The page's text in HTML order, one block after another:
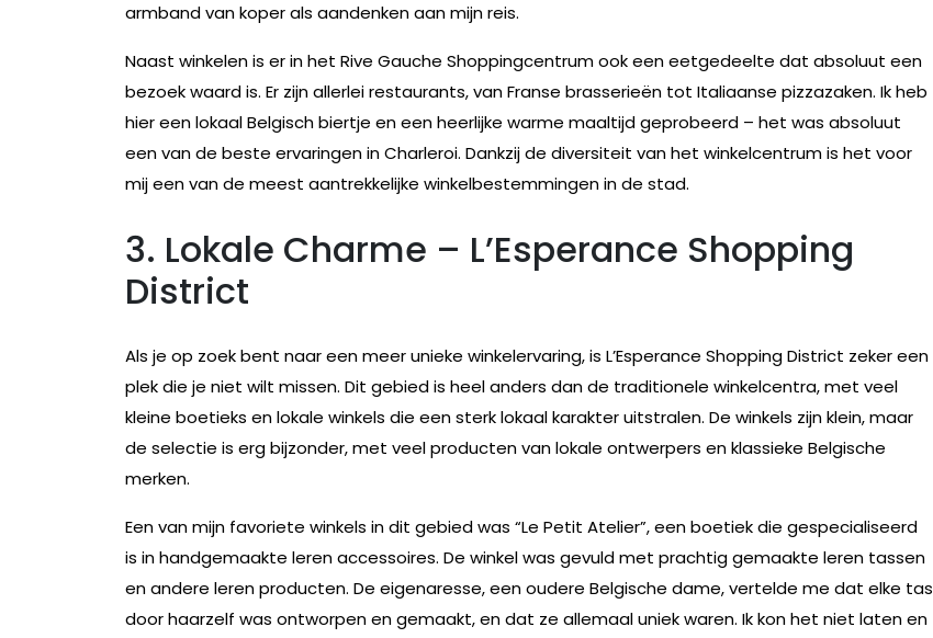
armband van koper als aandenken aan mijn reis.
Naast winkelen is er in het Rive Gauche Shoppingcentrum ook een eetgedeelte dat absoluut een
bezoek waard is. Er zijn allerlei restaurants, van Franse brasserieën tot Italiaanse pizzazaken. Ik heb
hier een lokaal Belgisch biertje en een heerlijke warme maaltijd geprobeerd – het was absoluut
een van de beste ervaringen in Charleroi. Dankzij de diversiteit van het winkelcentrum is het voor
mij een van de meest aantrekkelijke winkelbestemmingen in de stad.
3. Lokale Charme – L’Esperance Shopping
District
Als je op zoek bent naar een meer unieke winkelervaring, is L’Esperance Shopping District zeker een
plek die je niet wilt missen. Dit gebied is heel anders dan de traditionele winkelcentra, met veel
kleine boetieks en lokale winkels die een sterk lokaal karakter uitstralen. De winkels zijn klein, maar
de selectie is erg bijzonder, met veel producten van lokale ontwerpers en klassieke Belgische
merken.
Een van mijn favoriete winkels in dit gebied was “Le Petit Atelier”, een boetiek die gespecialiseerd
is in handgemaakte leren accessoires. De winkel was gevuld met prachtig gemaakte leren tassen
en andere leren producten. De eigenaresse, een oudere Belgische dame, vertelde me dat elke tas
door haarzelf was ontworpen en gemaakt, en dat ze allemaal uniek waren. Ik kon het niet laten en